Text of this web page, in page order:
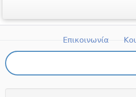
Αρχική Ποιοι είμαστε
Επικοινωνία